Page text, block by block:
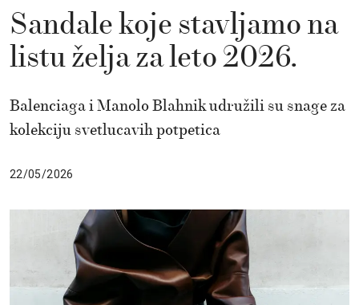
Sandale koje stavljamo na
listu želja za leto 2026.
Balenciaga i Manolo Blahnik udružili su snage za
kolekciju svetlucavih potpetica
22/05/2026